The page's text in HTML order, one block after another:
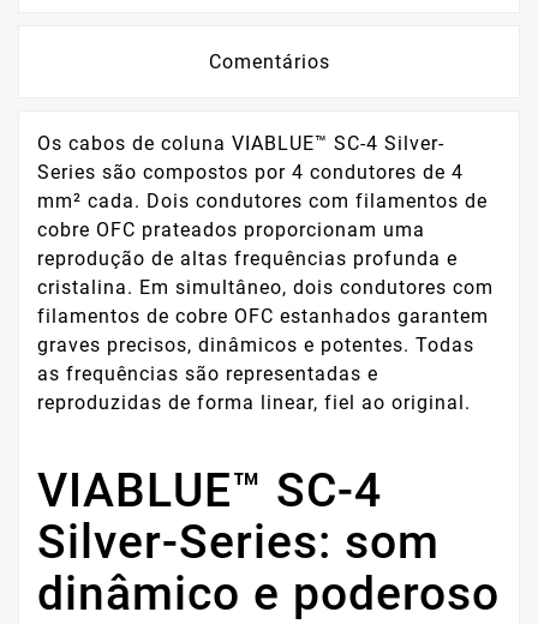
Comentários
Os cabos de coluna VIABLUE™ SC-4 Silver-
Series são compostos por 4 condutores de 4
mm² cada. Dois condutores com filamentos de
cobre OFC prateados proporcionam uma
reprodução de altas frequências profunda e
cristalina. Em simultâneo, dois condutores com
filamentos de cobre OFC estanhados garantem
graves precisos, dinâmicos e potentes. Todas
as frequências são representadas e
reproduzidas de forma linear, fiel ao original.
VIABLUE™ SC-4
Silver-Series: som
dinâmico e poderoso